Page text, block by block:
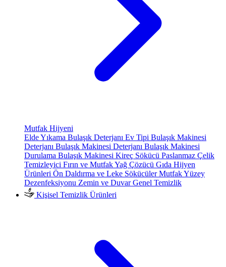
Mutfak Hijyeni
Elde Yıkama Bulaşık Deterjanı Ev Tipi Bulaşık Makinesi
Deterjanı Bulaşık Makinesi Deterjanı Bulaşık Makinesi
Durulama Bulaşık Makinesi Kireç Sökücü Paslanmaz Çelik
Temizleyici Fırın ve Mutfak Yağ Çözücü Gıda Hijyen
Ürünleri Ön Daldırma ve Leke SökücülerMutfak Yüzey
Dezenfeksiyonu Zemin ve Duvar Genel Temizlik
Kişisel Temizlik Ürünleri